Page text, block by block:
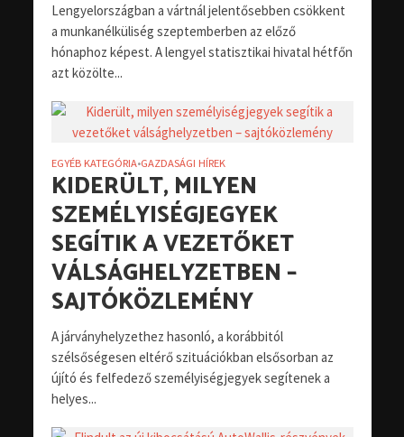
Lengyelországban a vártnál jelentősebben csökkent
a munkanélküliség szeptemberben az előző
hónaphoz képest. A lengyel statisztikai hivatal hétfőn
azt közölte...
EGYÉB KATEGÓRIA•GAZDASÁGI HÍREK
KIDERÜLT, MILYEN
SZEMÉLYISÉGJEGYEK
SEGÍTIK A VEZETŐKET
VÁLSÁGHELYZETBEN –
SAJTÓKÖZLEMÉNY
A járványhelyzethez hasonló, a korábbitól
szélsőségesen eltérő szituációkban elsősorban az
újító és felfedező személyiségjegyek segítenek a
helyes...